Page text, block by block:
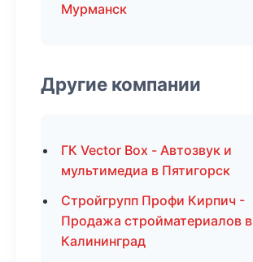
Мурманск
Другие компании
ГК Vector Box - Автозвук и
мультимедиа в Пятигорск
Стройгрупп Профи Кирпич -
Продажа стройматериалов в
Калининград